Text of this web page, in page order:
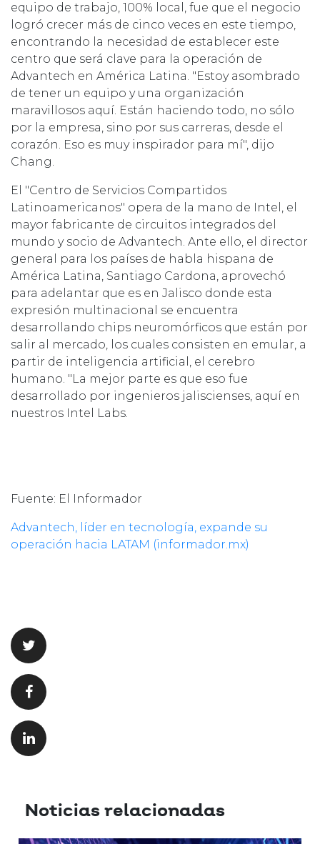
equipo de trabajo, 100% local, fue que el negocio
logró crecer más de cinco veces en este tiempo,
encontrando la necesidad de establecer este
centro que será clave para la operación de
Advantech en América Latina. "Estoy asombrado
de tener un equipo y una organización
maravillosos aquí. Están haciendo todo, no sólo
por la empresa, sino por sus carreras, desde el
corazón. Eso es muy inspirador para mí", dijo
Chang.
El "Centro de Servicios Compartidos
Latinoamericanos" opera de la mano de Intel, el
mayor fabricante de circuitos integrados del
mundo y socio de Advantech. Ante ello, el director
general para los países de habla hispana de
América Latina, Santiago Cardona, aprovechó
para adelantar que es en Jalisco donde esta
expresión multinacional se encuentra
desarrollando chips neuromórficos que están por
salir al mercado, los cuales consisten en emular, a
partir de inteligencia artificial, el cerebro
humano. "La mejor parte es que eso fue
desarrollado por ingenieros jaliscienses, aquí en
nuestros Intel Labs.
Fuente: El Informador
Advantech, líder en tecnología, expande su
operación hacia LATAM (informador.mx)
Noticias relacionadas